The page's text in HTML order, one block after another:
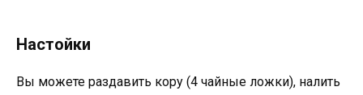
Настойки
Вы можете раздавить кору (4 чайные ложки), налить